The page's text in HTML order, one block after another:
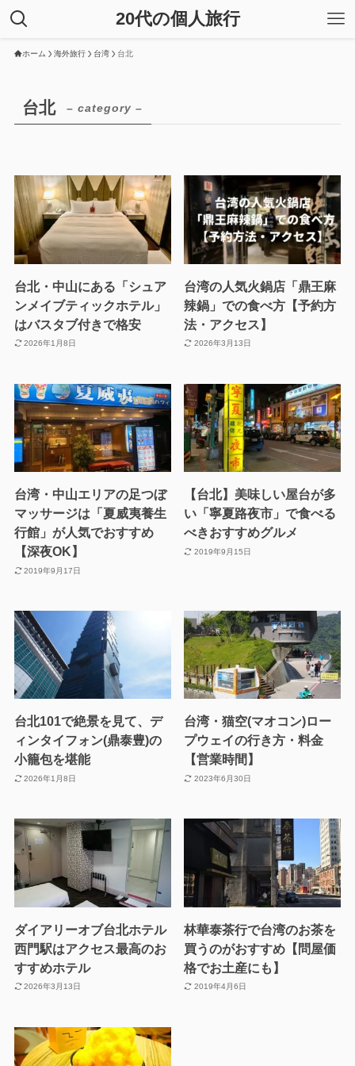
20代の個人旅行
ホーム 海外旅行 台湾 台北
台北 – category –
台北・中山にある「シュア
ンメイブティックホテル」
はバスタブ付きで格安
2026年1月8日
台湾の人気火鍋店「鼎王麻
辣鍋」での食べ方【予約方
法・アクセス】
2026年3月13日
台湾・中山エリアの足つぼ
マッサージは「夏威夷養生
行館」が人気でおすすめ
【深夜OK】
2019年9月17日
【台北】美味しい屋台が多
い「寧夏路夜市」で食べる
べきおすすめグルメ
2019年9月15日
台北101で絶景を見て、デ
ィンタイフォン(鼎泰豊)の
小籠包を堪能
2026年1月8日
台湾・猫空(マオコン)ロー
プウェイの行き方・料金
【営業時間】
2023年6月30日
ダイアリーオブ台北ホテル
西門駅はアクセス最高のお
すすめホテル
2026年3月13日
林華泰茶行で台湾のお茶を
買うのがおすすめ【問屋価
格でお土産にも】
2019年4月6日